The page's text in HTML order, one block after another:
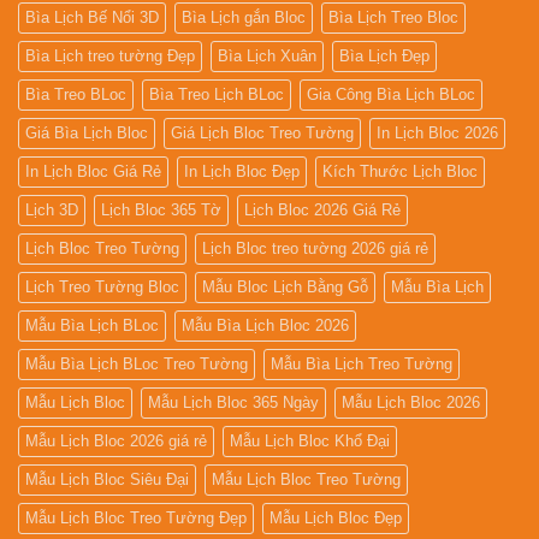
Bìa Lịch Bế Nổi 3D Bìa Lịch gắn Bloc Bìa Lịch Treo Bloc
Bìa Lịch treo tường Đẹp Bìa Lịch Xuân Bìa Lịch Đẹp
Bìa Treo BLoc Bìa Treo Lịch BLoc Gia Công Bìa Lịch BLoc
Giá Bìa Lịch Bloc Giá Lịch Bloc Treo Tường In Lịch Bloc 2026
In Lịch Bloc Giá Rẻ In Lịch Bloc Đẹp Kích Thước Lịch Bloc
Lịch 3D Lịch Bloc 365 Tờ Lịch Bloc 2026 Giá Rẻ
Lịch Bloc Treo Tường Lịch Bloc treo tường 2026 giá rẻ
Lịch Treo Tường Bloc Mẫu Bloc Lịch Bằng Gỗ Mẫu Bìa Lịch
Mẫu Bìa Lịch BLoc Mẫu Bìa Lịch Bloc 2026
Mẫu Bìa Lịch BLoc Treo Tường Mẫu Bìa Lịch Treo Tường
Mẫu Lịch Bloc Mẫu Lịch Bloc 365 Ngày Mẫu Lịch Bloc 2026
Mẫu Lịch Bloc 2026 giá rẻ Mẫu Lịch Bloc Khổ Đại
Mẫu Lịch Bloc Siêu Đại Mẫu Lịch Bloc Treo Tường
Mẫu Lịch Bloc Treo Tường Đẹp Mẫu Lịch Bloc Đẹp